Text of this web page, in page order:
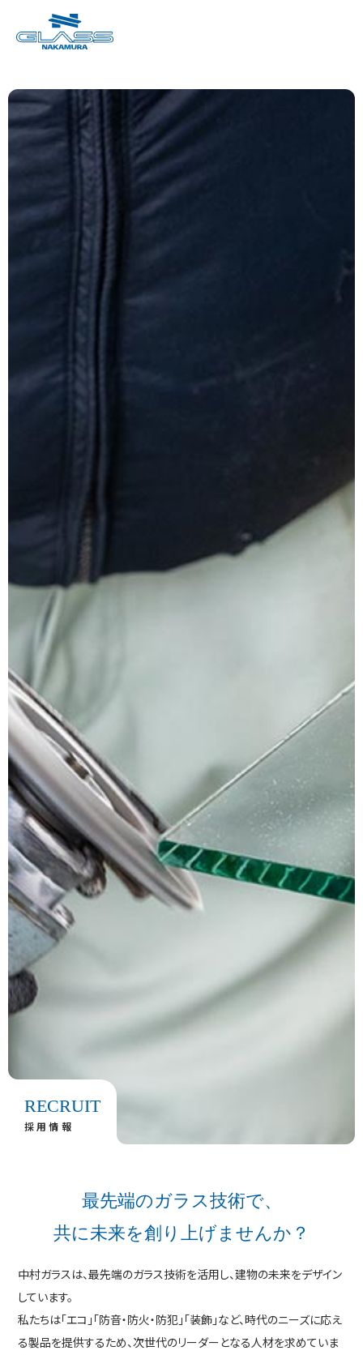
RECRUIT
採用情報
最先端のガラス技術で、
共に未来を創り上げませんか？
中村ガラスは、最先端のガラス技術を活用し、建物の未来をデザイン
しています。
私たちは「エコ」「防音・防火・防犯」「装飾」など、時代のニーズに応え
る製品を提供するため、次世代のリーダーとなる人材を求めていま